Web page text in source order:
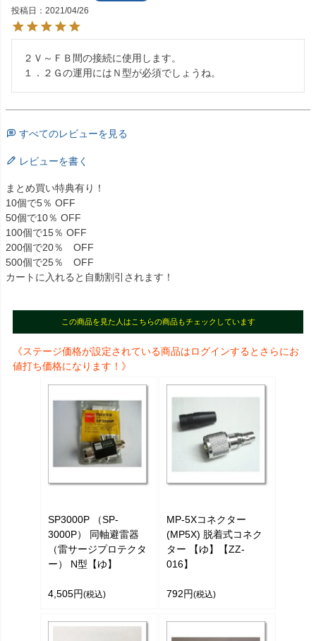
投稿日 2021/04/26
２Ｖ～ＦＢ間の接続に使用します。
１．２Ｇの運用にはＮ型が必須でしょうね。
すべてのレビューを見る
レビューを書く
まとめ買い特典有り！
10個で5％ OFF
50個で10％ OFF
100個で15％ OFF
200個で20％ OFF
500個で25％ OFF
カートに入れると自動割引されます！
この商品を見た人はこちらの商品もチェックしています
《ステージ価格が設定されている商品はログインするとさらにお
値打ち価格になります！》
SP3000P （SP-
3000P） 同軸避雷器
（雷サージプロテクタ
ー） N型【ゆ】
4,505円(税込)
MP-5Xコネクター
(MP5X) 脱着式コネク
ター 【ゆ】【ZZ-
016】
792円(税込)